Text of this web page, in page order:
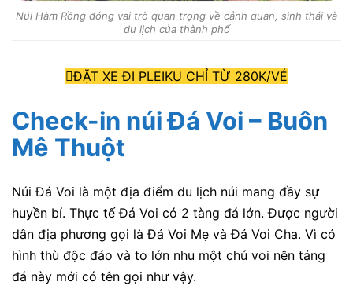
Núi Hàm Rồng đóng vai trò quan trọng về cảnh quan, sinh thái và
du lịch của thành phố
ĐẶT XE ĐI PLEIKU CHỈ TỪ 280K/VÉ
Check-in núi Đá Voi – Buôn
Mê Thuột
Núi Đá Voi là một địa điểm du lịch núi mang đầy sự
huyền bí. Thực tế Đá Voi có 2 tàng đá lớn. Được người
dân địa phương gọi là Đá Voi Mẹ và Đá Voi Cha. Vì có
hình thù độc đáo và to lớn nhu một chú voi nên tảng
đá này mới có tên gọi như vậy.